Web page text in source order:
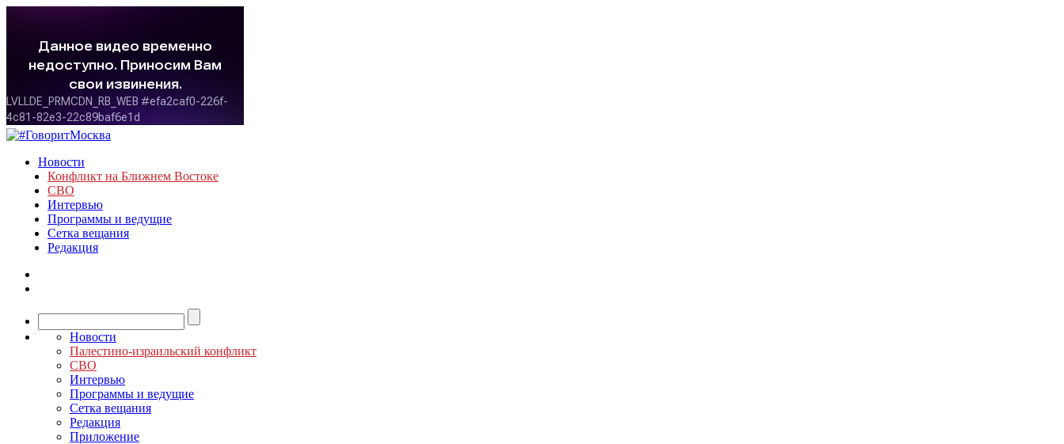
Новости
Конфликт на Ближнем Востоке
СВО
Интервью
Программы и ведущие
Сетка вещания
Редакция
Новости
Палестино-израильский конфликт
СВО
Интервью
Программы и ведущие
Сетка вещания
Редакция
Приложение